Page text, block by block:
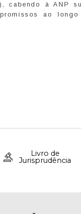
cabendo à ANP
ao
Livro de
Jurisprudência